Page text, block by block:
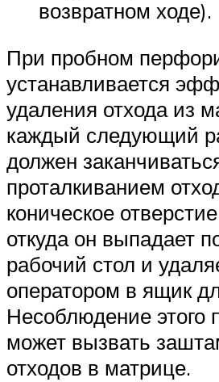
возвратном ходе).
При пробном
устанавливается
удаления отхода из
каждый следующий
должен
проталкиванием
коническое
откуда он выпадает
рабочий стол и
оператором в ящик
Несоблюдение этого
может вызвать
отходов в матрице.